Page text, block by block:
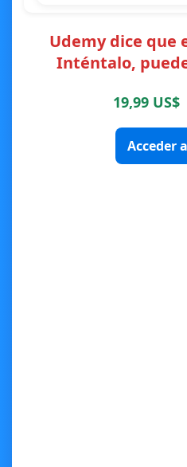
Udemy dice que
Inténtalo,
19,99 US$
Acceder